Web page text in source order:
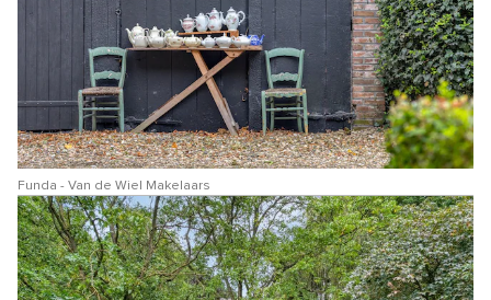
Funda - Van de Wiel Makelaars